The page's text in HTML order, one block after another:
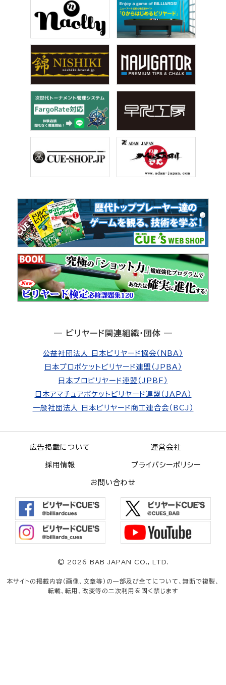
― ビリヤード関連組織・団体 ―
公益社団法人 日本ビリヤード協会（NBA）
日本プロポケットビリヤード連盟（JPBA）
日本プロビリヤード連盟（JPBF）
日本アマチュアポケットビリヤード連盟（JAPA）
一般社団法人 日本ビリヤード商工連合会（BCJ）
広告掲載について 運営会社
採用情報 プライバシーポリシー
お問い合わせ
© 2026 BAB JAPAN CO., LTD.
本サイトの掲載内容（画像、文章等）の一部及び全てについて、無断で複製、
転載、転用、改変等の二次利用を固く禁じます